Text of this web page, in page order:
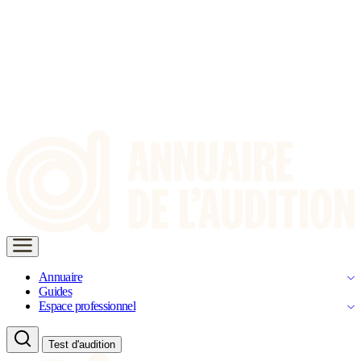
Annuaire
Guides
Espace professionnel
Test d'audition